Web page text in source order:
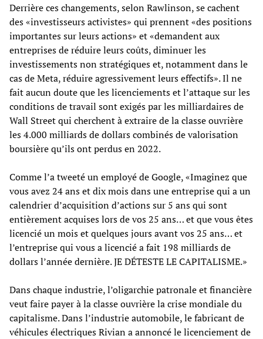
Derrière ces changements, selon Rawlinson, se cachent
des «investisseurs activistes» qui prennent «des positions
importantes sur leurs actions» et «demandent aux
entreprises de réduire leurs coûts, diminuer les
investissements non stratégiques et, notamment dans le
cas de Meta, réduire agressivement leurs effectifs». Il ne
fait aucun doute que les licenciements et l’attaque sur les
conditions de travail sont exigés par les milliardaires de
Wall Street qui cherchent à extraire de la classe ouvrière
les 4.000 milliards de dollars combinés de valorisation
boursière qu’ils ont perdus en 2022.
Comme l’a tweeté un employé de Google, «Imaginez que
vous avez 24 ans et dix mois dans une entreprise qui a un
calendrier d’acquisition d’actions sur 5 ans qui sont
entièrement acquises lors de vos 25 ans… et que vous êtes
licencié un mois et quelques jours avant vos 25 ans… et
l’entreprise qui vous a licencié a fait 198 milliards de
dollars l’année dernière. JE DÉTESTE LE CAPITALISME.»
Dans chaque industrie, l’oligarchie patronale et financière
veut faire payer à la classe ouvrière la crise mondiale du
capitalisme. Dans l’industrie automobile, le fabricant de
véhicules électriques Rivian a annoncé le licenciement de